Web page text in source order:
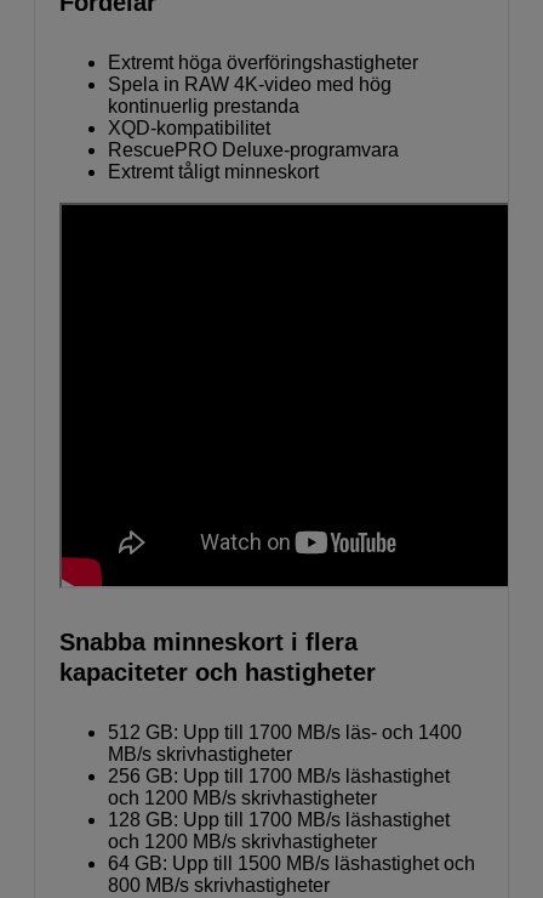
Extremt höga överföringshastigheter
Spela in RAW 4K-video med hög
kontinuerlig prestanda
XQD-kompatibilitet
RescuePRO Deluxe-programvara
Extremt tåligt minneskort
Snabba minneskort i flera
kapaciteter och hastigheter
512 GB: Upp till 1700 MB/s läs- och 1400
MB/s skrivhastigheter
256 GB: Upp till 1700 MB/s läshastighet
och 1200 MB/s skrivhastigheter
128 GB: Upp till 1700 MB/s läshastighet
och 1200 MB/s skrivhastigheter
64 GB: Upp till 1500 MB/s läshastighet och
800 MB/s skrivhastigheter